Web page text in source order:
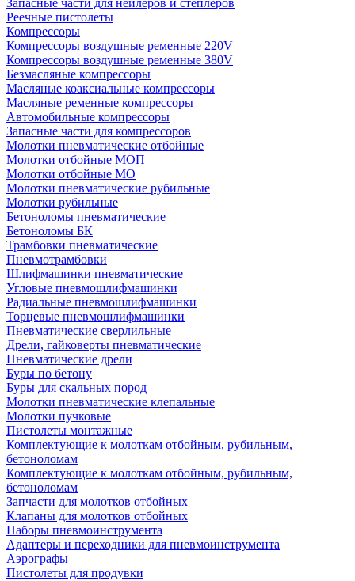
Запасные части для нейлеров и степлеров
Реечные пистолеты
Компрессоры
Компрессоры воздушные ременные 220V
Компрессоры воздушные ременные 380V
Безмасляные компрессоры
Масляные коаксиальные компрессоры
Масляные ременные компрессоры
Автомобильные компрессоры
Запасные части для компрессоров
Молотки пневматические отбойные
Молотки отбойные МОП
Молотки отбойные МО
Молотки пневматические рубильные
Молотки рубильные
Бетоноломы пневматические
Бетоноломы БК
Трамбовки пневматические
Пневмотрамбовки
Шлифмашинки пневматические
Угловые пневмошлифмашинки
Радиальные пневмошлифмашинки
Торцевые пневмошлифмашинки
Пневматические сверлильные
Дрели, гайковерты пневматические
Пневматические дрели
Буры по бетону
Буры для скальных пород
Молотки пневматические клепальные
Молотки пучковые
Пистолеты монтажные
Комплектующие к молоткам отбойным, рубильным,
бетоноломам
Комплектующие к молоткам отбойным, рубильным,
бетоноломам
Запчасти для молотков отбойных
Клапаны для молотков отбойных
Наборы пневмоинструмента
Адаптеры и переходники для пневмоинструмента
Аэрографы
Пистолеты для продувки